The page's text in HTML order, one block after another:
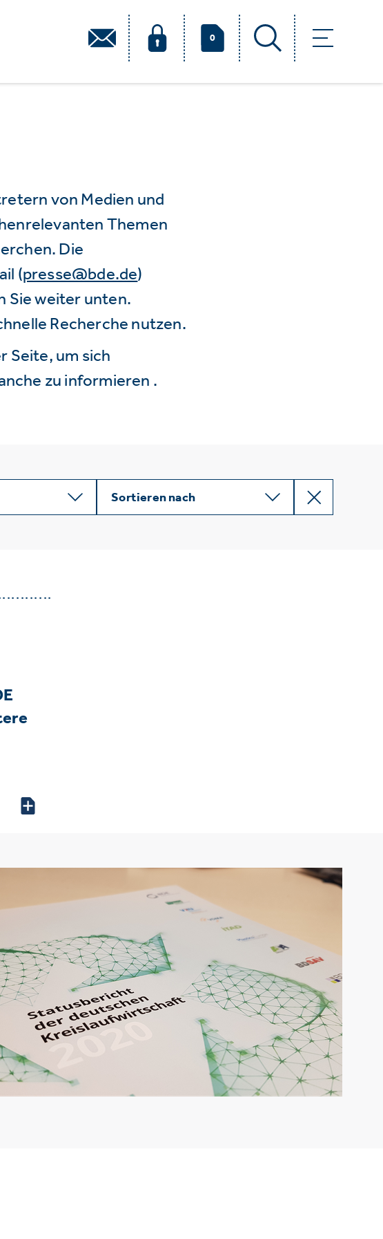
0
von Medien und
Themen
Die
(presse@bde.de)
Sie weiter unten.
Recherche nutzen.
Seite, um sich
zu informieren .
Sortieren nach